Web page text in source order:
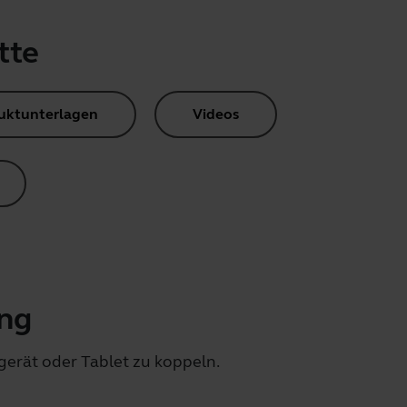
Videos
oder Tablet zu koppeln.